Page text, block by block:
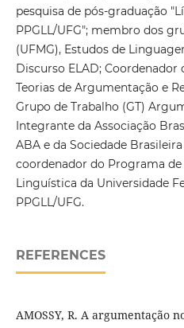
pesquisa de pós-graduação
PPGLL/UFG"; membro dos
(UFMG), Estudos de
Discurso ELAD; Coordenador
Teorias de Argumentação e
Grupo de Trabalho (GT)
Integrante da Associação
ABA e da Sociedade
coordenador do Programa
Linguística da Universidade
PPGLL/UFG.
REFERENCES
AMOSSY, R. A argumentação